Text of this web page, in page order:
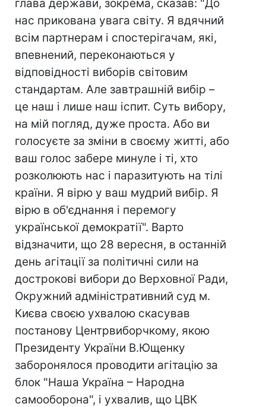
глава держави, зокрема, сказав: "До
нас прикована увага світу. Я вдячний
всім партнерам і спостерігачам, які,
впевнений, переконаються у
відповідності виборів світовим
стандартам. Але завтрашній вибір –
це наш і лише наш іспит. Суть вибору,
на мій погляд, дуже проста. Або ви
голосуєте за зміни в своєму житті, або
ваш голос забере минуле і ті, хто
розколюють нас і паразитують на тілі
країни. Я вірю у ваш мудрий вибір. Я
вірю в об'єднання і перемогу
української демократії". Варто
відзначити, що 28 вересня, в останній
день агітації за політичні сили на
дострокові вибори до Верховної Ради,
Окружний адміністративний суд м.
Києва своєю ухвалою скасував
постанову Центрвиборчкому, якою
Президенту України В.Ющенку
заборонялося проводити агітацію за
блок "Наша Україна – Народна
самооборона", і ухвалив, що ЦВК